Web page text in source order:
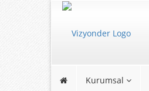
Kurumsal